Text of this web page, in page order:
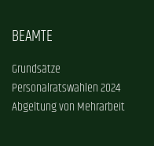
BEAMTE
Grundsätze
Personalratswahlen 2024
Abgeltung von Mehrarbeit